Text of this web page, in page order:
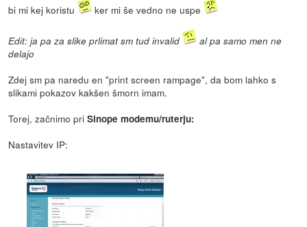
bi mi kej koristu
ker mi še vedno ne uspe
Edit: ja pa za slike prlimat sm tud invalid
al pa samo men ne
delajo
Zdej sm pa naredu en "print screen rampage", da bom lahko s
slikami pokazov kakšen šmorn imam.
Torej, začnimo priSinope modemu/ruterju:
Nastavitev IP: